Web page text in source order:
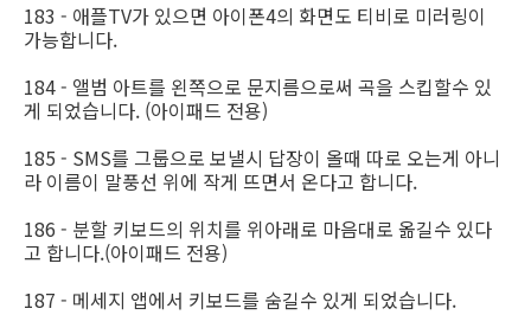
183 - 애플TV가 있으면 아이폰4의 화면도 티비로 미러링이
가능합니다.
184 - 앨범 아트를 왼쪽으로 문지름으로써 곡을 스킵할수 있
게 되었습니다. (아이패드 전용)
185 - SMS를 그룹으로 보낼시 답장이 올때 따로 오는게 아니
라 이름이 말풍선 위에 작게 뜨면서 온다고 합니다.
186 - 분할 키보드의 위치를 위아래로 마음대로 옮길수 있다
고 합니다.(아이패드 전용)
187 - 메세지 앱에서 키보드를 숨길수 있게 되었습니다.